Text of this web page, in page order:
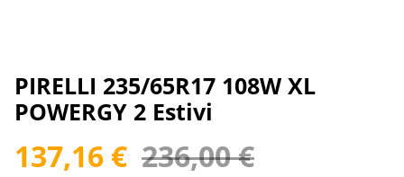
PIRELLI 235/65R17 108W XL
POWERGY 2 Estivi
137,16 € 236,00 €